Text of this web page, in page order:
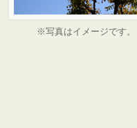
※写真はイメージです。